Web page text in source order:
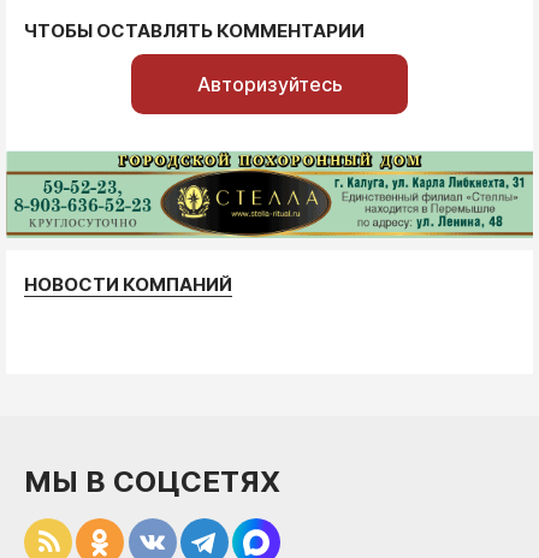
ЧТОБЫ ОСТАВЛЯТЬ КОММЕНТАРИИ
Авторизуйтесь
НОВОСТИ КОМПАНИЙ
МЫ В СОЦСЕТЯХ